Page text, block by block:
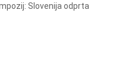
Slovenija odprta